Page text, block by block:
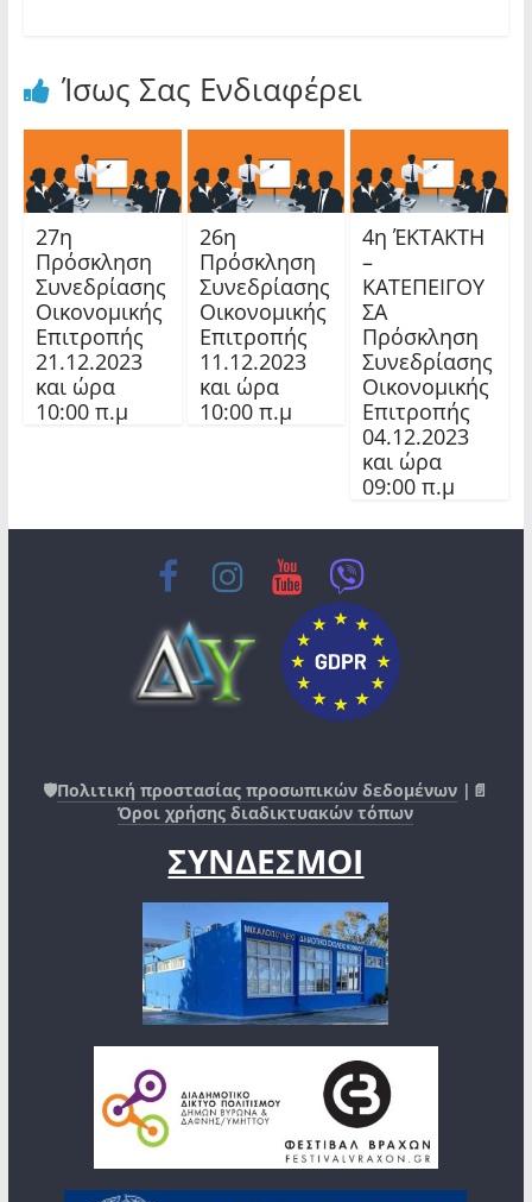
Ίσως Σας Ενδιαφέρει
27η
Πρόσκληση
Συνεδρίασης
Οικονομικής
Επιτροπής
21.12.2023
και ώρα
10:00 π.μ
26η
Πρόσκληση
Συνεδρίασης
Οικονομικής
Επιτροπής
11.12.2023
και ώρα
10:00 π.μ
4η ΈΚΤΑΚΤΗ
–
ΚΑΤΕΠΕΙΓΟΥ
ΣΑ
Πρόσκληση
Συνεδρίασης
Οικονομικής
Επιτροπής
04.12.2023
και ώρα
09:00 π.μ
🛡️Πολιτική προστασίας προσωπικών δεδομένων |📄
Όροι χρήσης διαδικτυακών τόπων
ΣΥΝΔΕΣΜΟΙ